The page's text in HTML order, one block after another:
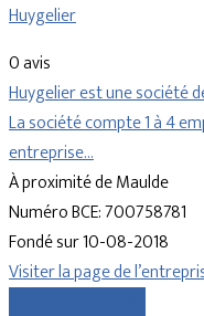
Huygelier
0 avis
Huygelier est une société
La société compte 1 à 4
entreprise…
À proximité de Maulde
Numéro BCE: 700758781
Fondé sur 10-08-2018
Visiter la page de